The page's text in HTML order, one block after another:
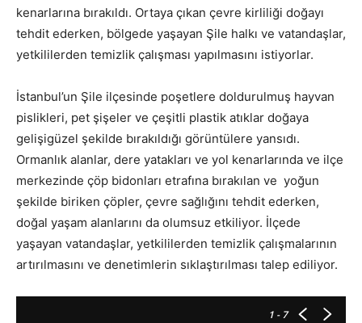
kenarlarına bırakıldı. Ortaya çıkan çevre kirliliği doğayı
tehdit ederken, bölgede yaşayan Şile halkı ve vatandaşlar,
yetkililerden temizlik çalışması yapılmasını istiyorlar.
İstanbul’un Şile ilçesinde poşetlere doldurulmuş hayvan
pislikleri, pet şişeler ve çeşitli plastik atıklar doğaya
gelişigüzel şekilde bırakıldığı görüntülere yansıdı.
Ormanlık alanlar, dere yatakları ve yol kenarlarında ve ilçe
merkezinde çöp bidonları etrafına bırakılan ve yoğun
şekilde biriken çöpler, çevre sağlığını tehdit ederken,
doğal yaşam alanlarını da olumsuz etkiliyor. İlçede
yaşayan vatandaşlar, yetkililerden temizlik çalışmalarının
artırılmasını ve denetimlerin sıklaştırılması talep ediliyor.
1 - 7